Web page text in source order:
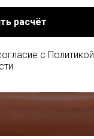
расчёт
с Политикой